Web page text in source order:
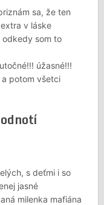
sa, že ten
v láske
odkedy som to
úžasné!!!
potom všetci
s deťmi i so
jasné
milenka mafiána